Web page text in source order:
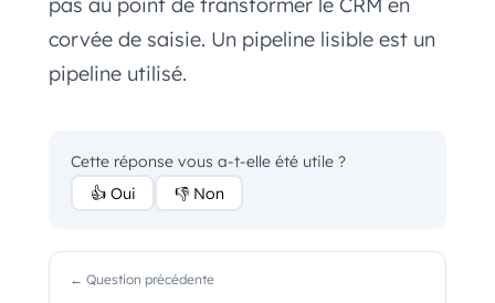
corvée de saisie. Un pipeline lisible est un
pipeline utilisé.
Cette réponse vous a-t-elle été utile ?
👍 Oui
👎 Non
← Question précédente